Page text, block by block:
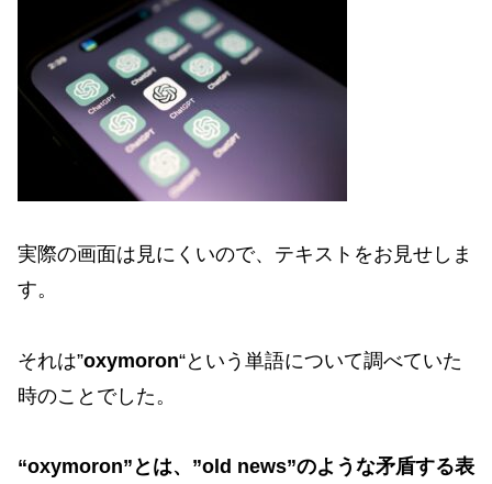
実際の画面は見にくいので、テキストをお見せしま
す。
それは”oxymoron“という単語について調べていた
時のことでした。
“oxymoron”とは、”old news”のような矛盾する表